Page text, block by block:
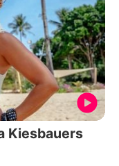
Kiesbauers